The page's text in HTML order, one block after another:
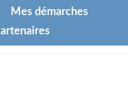
Mes démarches